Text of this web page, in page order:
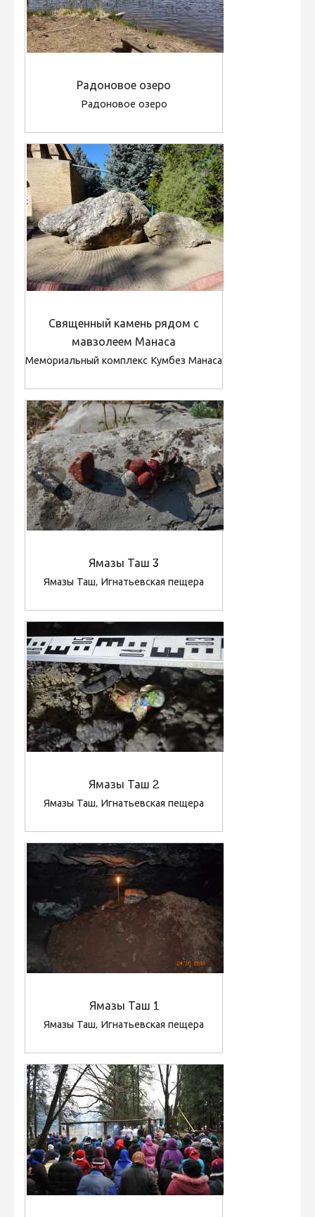
Радоновое озеро
Радоновое озеро
Священный камень рядом с
мавзолеем Манаса
Мемориальный комплекс Кумбез Манаса
Ямазы Таш 3
Ямазы Таш, Игнатьевская пещера
Ямазы Таш 2
Ямазы Таш, Игнатьевская пещера
Ямазы Таш 1
Ямазы Таш, Игнатьевская пещера